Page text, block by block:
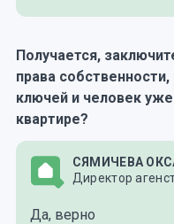
Получается,
права
ключей и человек
квартире?
СЯМИЧЕВА
Директор
Да, верно